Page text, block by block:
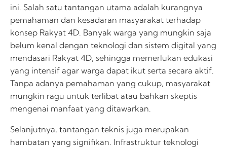
ini. Salah satu tantangan utama adalah kurangnya
pemahaman dan kesadaran masyarakat terhadap
konsep Rakyat 4D. Banyak warga yang mungkin saja
belum kenal dengan teknologi dan sistem digital yang
mendasari Rakyat 4D, sehingga memerlukan edukasi
yang intensif agar warga dapat ikut serta secara aktif.
Tanpa adanya pemahaman yang cukup, masyarakat
mungkin ragu untuk terlibat atau bahkan skeptis
mengenai manfaat yang ditawarkan.
Selanjutnya, tantangan teknis juga merupakan
hambatan yang signifikan. Infrastruktur teknologi